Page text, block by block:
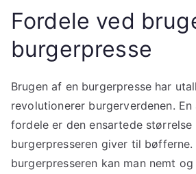
Fordele ved
burgerpresse
Brugen af en burgerpresse har
revolutionerer burgerverdenen.
fordele er den ensartede
burgerpresseren giver til
burgerpresseren kan man nemt